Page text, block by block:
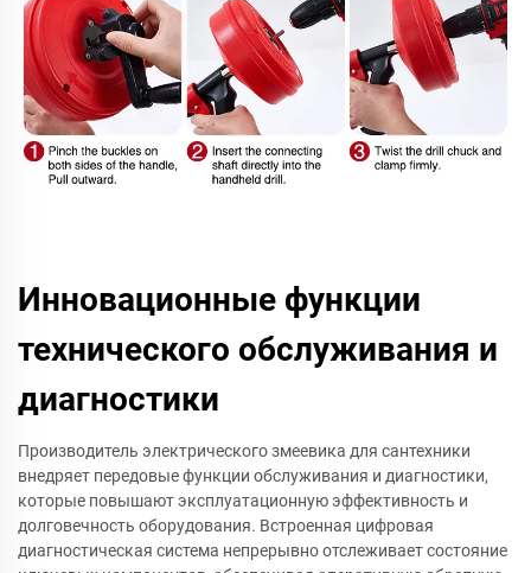
Инновационные функции
технического обслуживания и
диагностики
Производитель электрического змеевика для сантехники
внедряет передовые функции обслуживания и диагностики,
которые повышают эксплуатационную эффективность и
долговечность оборудования. Встроенная цифровая
диагностическая система непрерывно отслеживает состояние